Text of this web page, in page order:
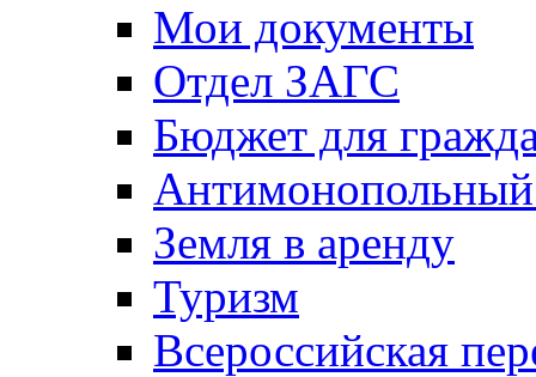
Мои документы
Отдел ЗАГС
Бюджет для
Антимонопольный
Земля в аренду
Туризм
Всероссийская